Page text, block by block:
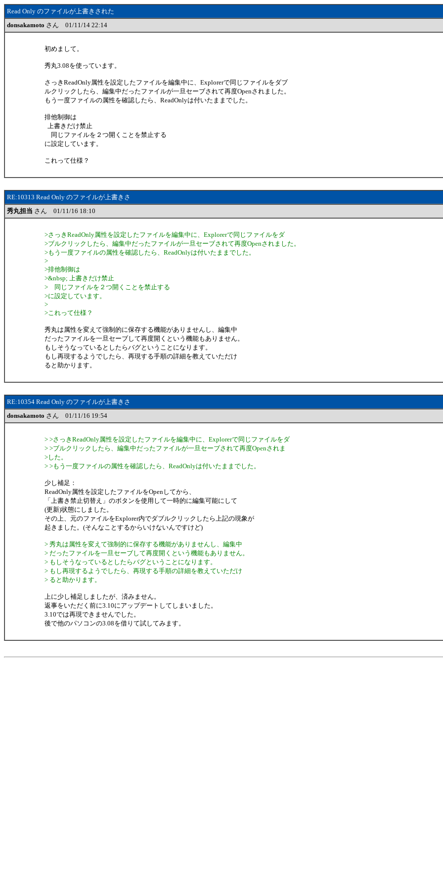
Read Only のファイルが上書きされた
donsakamoto さん 01/11/14 22:14
初めまして。
秀丸3.08を使っています。
さっきReadOnly属性を設定したファイルを編集中に、Explorerで同じファイルをダブ
ルクリックしたら、編集中だったファイルが一旦セーブされて再度Openされました。
もう一度ファイルの属性を確認したら、ReadOnlyは付いたままでした。
排他制御は
上書きだけ禁止
同じファイルを２つ開くことを禁止する
に設定しています。
これって仕様？
RE:10313 Read Only のファイルが上書きさ
秀丸担当 さん 01/11/16 18:10
>さっきReadOnly属性を設定したファイルを編集中に、Explorerで同じファイルをダ
>ブルクリックしたら、編集中だったファイルが一旦セーブされて再度Openされました。
>もう一度ファイルの属性を確認したら、ReadOnlyは付いたままでした。
>
>排他制御は
>&nbsp; 上書きだけ禁止
> 同じファイルを２つ開くことを禁止する
>に設定しています。
>
>これって仕様？
秀丸は属性を変えて強制的に保存する機能がありませんし、編集中
だったファイルを一旦セーブして再度開くという機能もありません。
もしそうなっているとしたらバグということになります。
もし再現するようでしたら、再現する手順の詳細を教えていただけ
ると助かります。
RE:10354 Read Only のファイルが上書きさ
donsakamoto さん 01/11/16 19:54
> >さっきReadOnly属性を設定したファイルを編集中に、Explorerで同じファイルをダ
> >ブルクリックしたら、編集中だったファイルが一旦セーブされて再度Openされま
>した。
> >もう一度ファイルの属性を確認したら、ReadOnlyは付いたままでした。
少し補足：
ReadOnly属性を設定したファイルをOpenしてから、
「上書き禁止切替え」のボタンを使用して一時的に編集可能にして
(更新)状態にしました。
その上、元のファイルをExplorer内でダブルクリックしたら上記の現象が
起きました。(そんなことするからいけないんですけど)
> 秀丸は属性を変えて強制的に保存する機能がありませんし、編集中
> だったファイルを一旦セーブして再度開くという機能もありません。
> もしそうなっているとしたらバグということになります。
> もし再現するようでしたら、再現する手順の詳細を教えていただけ
> ると助かります。
上に少し補足しましたが、済みません。
返事をいただく前に3.10にアップデートしてしまいました。
3.10では再現できませんでした。
後で他のパソコンの3.08を借りて試してみます。